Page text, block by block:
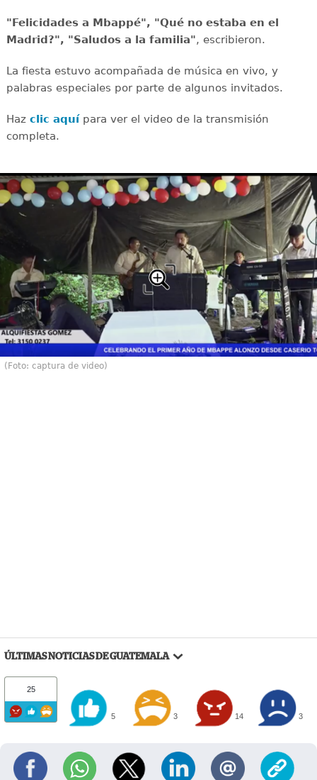
"Felicidades a Mbappé", "Qué no estaba en el
Madrid?", "Saludos a la familia", escribieron.
La fiesta estuvo acompañada de música en vivo, y
palabras especiales por parte de algunos invitados.
Haz clic aquípara ver el video de la transmisión
completa.
(Foto: captura de video)
ÚLTIMAS NOTICIAS DE GUATEMALA
25
5 3 14 3